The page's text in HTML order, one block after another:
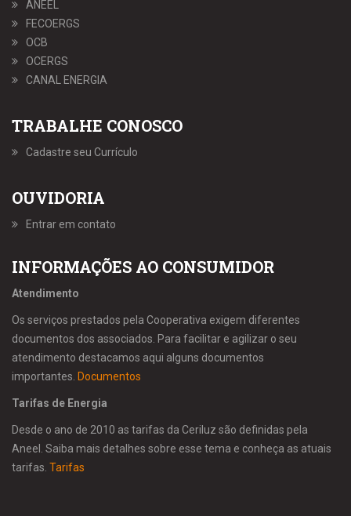
ANEEL
FECOERGS
OCB
OCERGS
CANAL ENERGIA
TRABALHE CONOSCO
Cadastre seu Currículo
OUVIDORIA
Entrar em contato
INFORMAÇÕES AO CONSUMIDOR
Atendimento
Os serviços prestados pela Cooperativa exigem diferentes
documentos dos associados. Para facilitar e agilizar o seu
atendimento destacamos aqui alguns documentos
importantes. Documentos
Tarifas de Energia
Desde o ano de 2010 as tarifas da Ceriluz são definidas pela
Aneel. Saiba mais detalhes sobre esse tema e conheça as atuais
tarifas. Tarifas